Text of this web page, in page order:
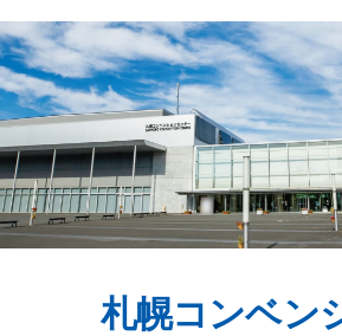
札幌コンベン